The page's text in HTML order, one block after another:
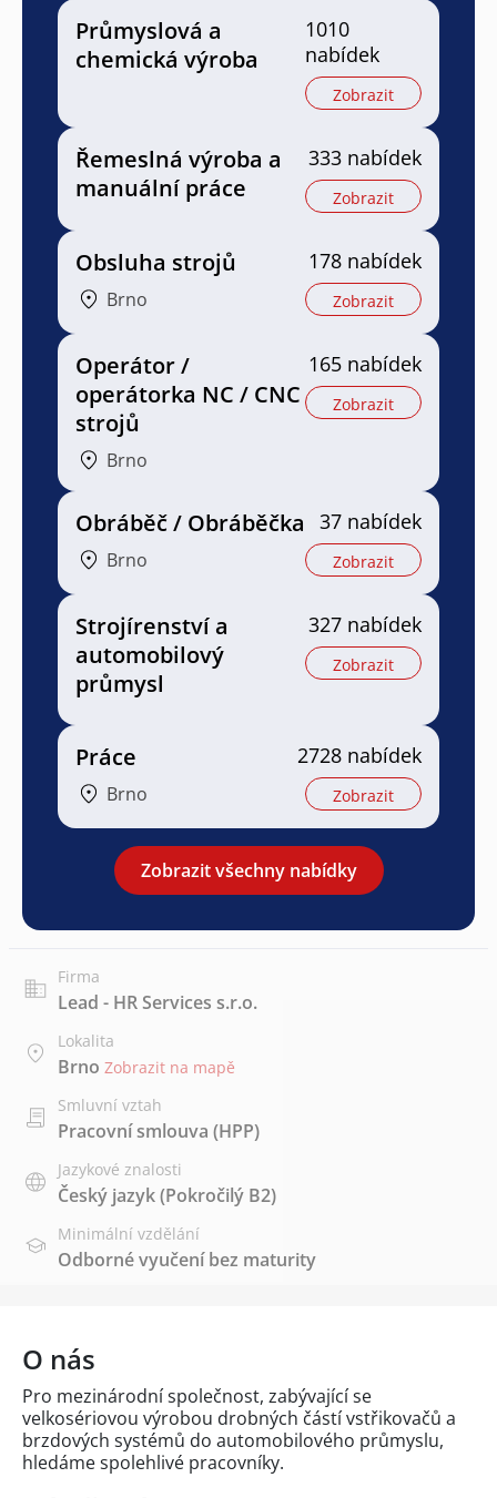
Průmyslová a
chemická výroba
1010
nabídek
Zobrazit
Řemeslná výroba a
manuální práce
333 nabídek
Zobrazit
Obsluha strojů
Brno
178 nabídek
Zobrazit
Operátor /
operátorka NC / CNC
strojů
Brno
165 nabídek
Zobrazit
Obráběč / Obráběčka
Brno
37 nabídek
Zobrazit
Strojírenství a
automobilový
průmysl
327 nabídek
Zobrazit
Práce
Brno
2728 nabídek
Zobrazit
Zobrazit všechny nabídky
Firma
Lead - HR Services s.r.o.
Lokalita
Brno Zobrazit na mapě
Smluvní vztah
Pracovní smlouva (HPP)
Jazykové znalosti
Český jazyk(Pokročilý B2)
Minimální vzdělání
Odborné vyučení bez maturity
O nás
Pro mezinárodní společnost, zabývající se
velkosériovou výrobou drobných částí vstřikovačů a
brzdových systémů do automobilového průmyslu,
hledáme spolehlivé pracovníky.